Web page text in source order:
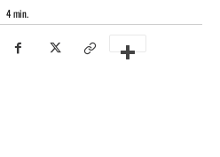
4min.